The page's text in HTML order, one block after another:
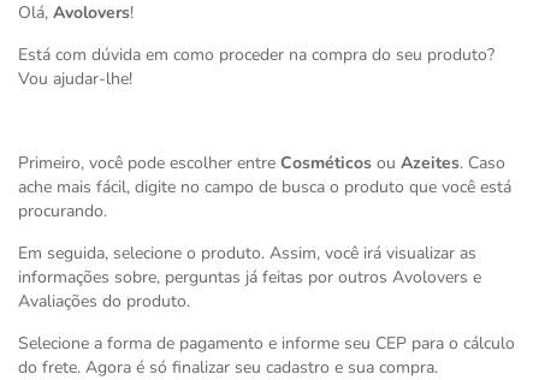
Olá, Avolovers!
Está com dúvida em como proceder na compra do seu produto?
Vou ajudar-lhe!
Primeiro, você pode escolher entre Cosméticos ou Azeites. Caso
ache mais fácil, digite no campo de busca o produto que você está
procurando.
Em seguida, selecione o produto. Assim, você irá visualizar as
informações sobre, perguntas já feitas por outros Avolovers e
Avaliações do produto.
Selecione a forma de pagamento e informe seu CEP para o cálculo
do frete. Agora é só finalizar seu cadastro e sua compra.